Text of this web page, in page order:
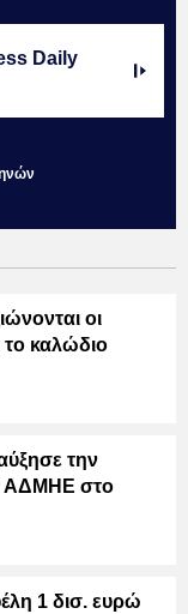
Daily
οι
το καλώδιο
την
ΑΔΜΗΕ στο
1 δισ. ευρώ